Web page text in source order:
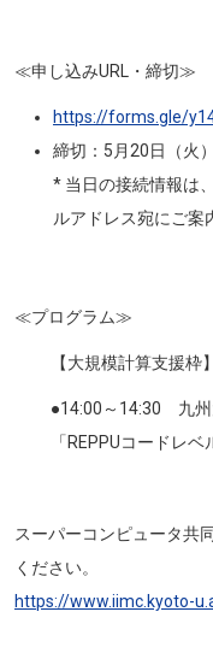
≪申し込みURL・締切≫
https://forms.gle/
締切：5月20日（火）
* 当日の接続情報は
ルアドレス宛にご案
≪プログラム≫
【大規模計算支援枠】
●14:00～14:30 九
「REPPUコードレベ
スーパーコンピュータ共
ください。
https://www.iimc.kyoto-